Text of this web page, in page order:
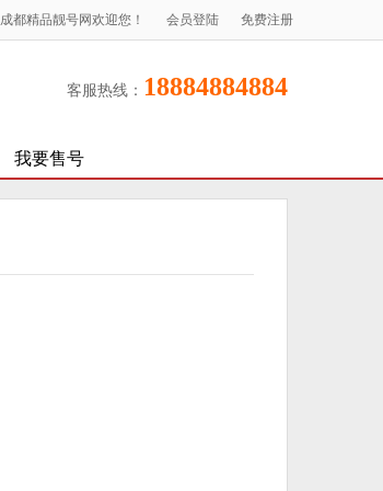
成都精品靓号网欢迎您！ 会员登陆 免费注册
客服热线： 18884884884
我要售号